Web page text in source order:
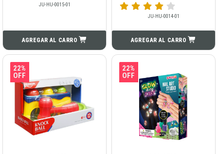
JU-HU-0015-01
AGREGAR AL CARRO
JU-HU-0014-01
AGREGAR AL CARRO
22%
OFF
22%
OFF